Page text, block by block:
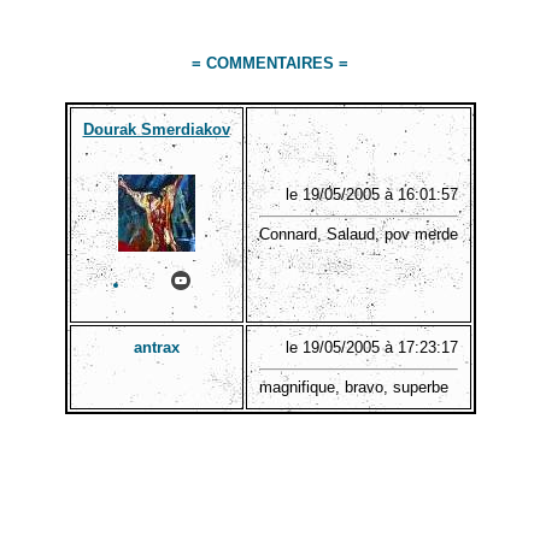
= COMMENTAIRES =
Dourak Smerdiakov
le 19/05/2005 à 16:01:57
Connard, Salaud, pov merde
antrax le 19/05/2005 à 17:23:17
magnifique, bravo, superbe